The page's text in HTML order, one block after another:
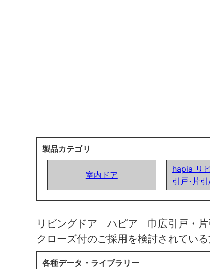
製品カテゴリ
室内ドア
hapia リ
引戸･片
リビングドア ハピア 巾広引戸
クローズ付のご採用を検討されてい
各種データ・ライブラリー